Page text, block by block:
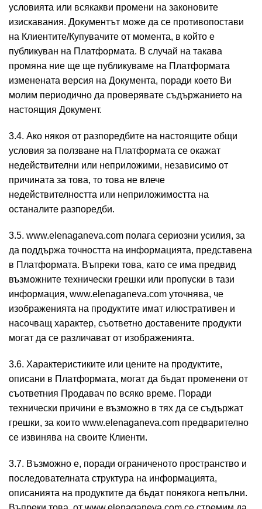
условията или всякакви промени на законовите
изискавания. Документът може да се противопостави
на Клиентите/Купувачите от момента, в който е
публикуван на Платформата. В случай на такава
промяна ние ще ще публикуваме на Платформата
изменената версия на Документа, поради което Ви
молим периодично да проверявате съдържанието на
настоящия Документ.
3.4. Ако някоя от разпоредбите на настоящите общи
условия за ползване на Платформата се окажат
недействителни или неприложими, независимо от
причината за това, то това не влече
недействителността или неприложимостта на
останалите разпоредби.
3.5. www.elenaganeva.com полага сериозни усилия, за
да поддържа точността на информацията, представена
в Платформата. Въпреки това, като се има предвид
възможните технически грешки или пропуски в тази
информация, www.elenaganeva.com уточнява, че
изображенията на продуктите имат илюстративен и
насочващ характер, съответно доставените продукти
могат да се различават от изображенията.
3.6. Характеристиките или цените на продуктите,
описани в Платформата, могат да бъдат промeнени от
съответния Продавач по всяко време. Поради
технически причини е възможно в тях да се съдържат
грешки, за които www.elenaganeva.com предварително
се извинява на своите Клиенти.
3.7. Възможно е, поради ограниченото пространство и
последователната структура на информацията,
описанията на продуктите да бъдат понякога непълни.